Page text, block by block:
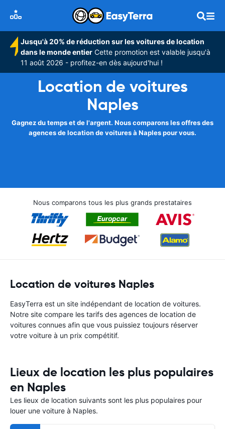
Jusqu'à 20% de réduction sur les voitures de location
dans le monde entier Cette promotion est valable jusqu'à
11 août 2026 - profitez-en dès aujourd'hui !
Location de voitures
Naples
Gagnez du temps et de l'argent. Nous comparons les offres des
agences de location de voitures à Naples pour vous.
Nous comparons tous les plus grands prestataires
Location de voitures Naples
EasyTerra est un site indépendant de location de voitures.
Notre site compare les tarifs des agences de location de
voitures connues afin que vous puissiez toujours réserver
votre voiture à un prix compétitif.
Lieux de location les plus populaires
en Naples
Les lieux de location suivants sont les plus populaires pour
louer une voiture à Naples.